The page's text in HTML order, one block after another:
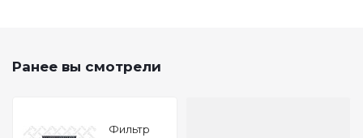
Ранее вы смотрели
Фильтр